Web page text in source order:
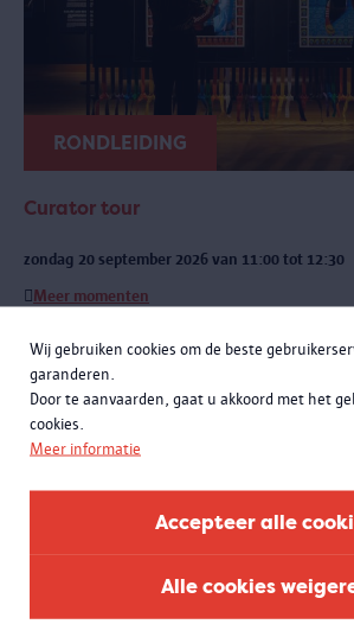
Wij gebruiken cookies om de beste
garanderen.
Door te aanvaarden, gaat u akkoord met het
cookies.
Meer informatie
Accepteer alle
Alle cookies
RONDLEIDING
Curator tour
zondag 20 september 2026 van 11:00 tot 12:30
Meer momenten
Een exclusieve rondleiding met curatoren
Francken. Je leert niet alleen de opmerkelijke
objecten kennen, maar komt ook meer te weten
samenwerking met het Antwerpse